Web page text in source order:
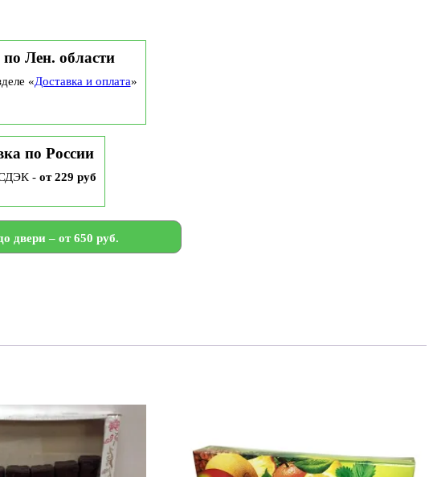
по Лен. области
«Доставка и оплата»
по России
- от 229 руб
двери – от 650 руб.